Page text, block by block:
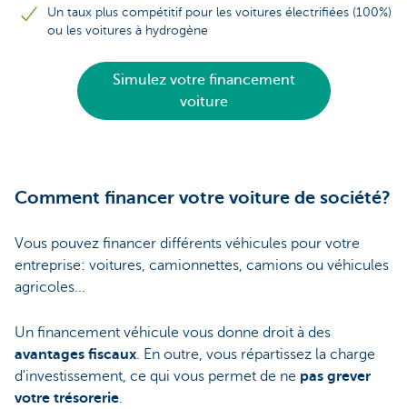
Un taux plus compétitif pour les voitures électrifiées (100%)
ou les voitures à hydrogène
Simulez votre financement
voiture
Comment financer votre voiture de société?
Vous pouvez financer différents véhicules pour votre
entreprise: voitures, camionnettes, camions ou véhicules
agricoles...
Un financement véhicule vous donne droit à des
avantages fiscaux. En outre, vous répartissez la charge
d'investissement, ce qui vous permet de ne pas grever
votre trésorerie.